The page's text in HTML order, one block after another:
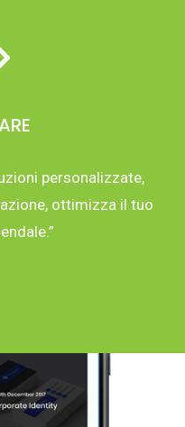
personalizzate,
ottimizza il tuo